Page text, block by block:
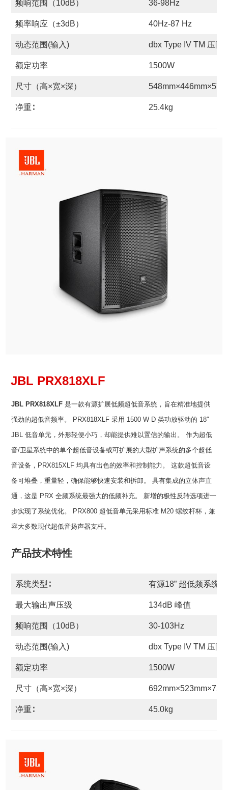
频响范围（10dB） 36-98Hz
频率响应（±3dB） 40Hz-87 Hz
动态范围(输入) dbx Type IV TM 压限
额定功率 1500W
尺寸（高×宽×深）
净重∶ 25.4kg
JBL PRX818XLF
JBL PRX818XLF是一款有源扩展低频超低音系统，旨在精准地提供
强劲的超低音频率。 PRX818XLF 采用 1500 W D 类功放驱动的 18″
JBL 低音单元，外形轻便小巧，却能提供难以置信的输出。 作为超低
音/卫星系统中的单个超低音设备或可扩展的大型扩声系统的多个超低
音设备，PRX815XLF 均具有出色的效率和控制能力。 这款超低音设
备可堆叠，重量轻，确保能够快速安装和拆卸。 具有集成的立体声直
通，这是 PRX 全频系统最强大的低频补充。 新增的极性反转选项进一
步实现了系统优化。 PRX800 超低音单元采用标准 M20 螺纹杆杯，兼
容大多数现代超低音扬声器支杆。
产品技术特性
系统类型∶ 有源18” 超低频系统
最大输出声压级 134dB 峰值
频响范围（10dB） 30-103Hz
动态范围(输入) dbx Type IV TM 压限
额定功率 1500W
尺寸（高×宽×深）
净重∶ 45.0kg